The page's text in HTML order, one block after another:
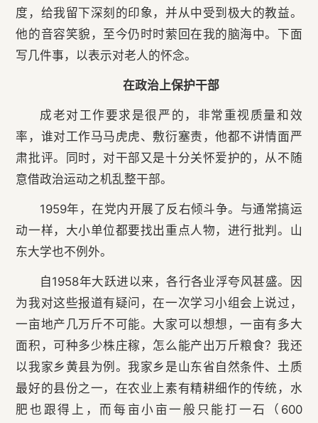
度，给我留下深刻的印象，并从中受到极大的教益。
他的音容笑貌，至今仍时时萦回在我的脑海中。下面
写几件事，以表示对老人的怀念。
在政治上保护干部
成老对工作要求是很严的，非常重视质量和效
率，谁对工作马马虎虎、敷衍塞责，他都不讲情面严
肃批评。同时，对干部又是十分关怀爱护的，从不随
意借政治运动之机乱整干部。
1959年，在党内开展了反右倾斗争。与通常搞运
动一样，大小单位都要找出重点人物，进行批判。山
东大学也不例外。
自1958年大跃进以来，各行各业浮夸风甚盛。因
为我对这些报道有疑问，在一次学习小组会上说过，
一亩地产几万斤不可能。大家可以想想，一亩有多大
面积，可种多少株庄稼，怎么能产出万斤粮食？我还
以我家乡黄县为例。我家乡是山东省自然条件、土质
最好的县份之一，在农业上素有精耕细作的传统，水
肥也跟得上，而每亩小亩一般只能打一石（600